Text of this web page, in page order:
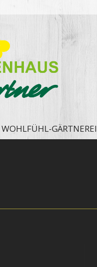
WOHLFÜHL-GÄRTNEREI
WOHLFÜHL-GÄRTNEREI